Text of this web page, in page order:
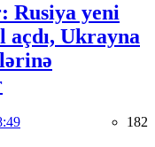
Rusiya yeni
açdı, Ukrayna
182